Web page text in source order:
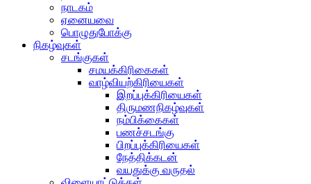
நாடகம்
ஏனையவை
பொழுதுபோக்கு
நிகழ்வுகள்
சடங்குகள்
சமயக்கிரிகைகள்
வாழ்வியற்கிரியைகள்
இறப்புக்கிரியைகள்
திருமணநிகழ்வுகள்
நம்பிக்கைகள்
பணச்சடங்கு
பிறப்புக்கிரியைகள்
நேத்திக்கடன்
வயதுக்கு வருதல்